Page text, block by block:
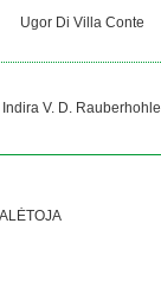
Ugor Di Villa Conte
Indira V. D. Rauberhohle